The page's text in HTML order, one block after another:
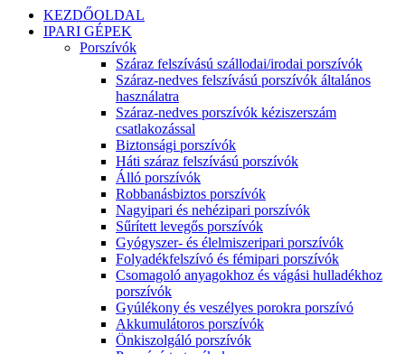
KEZDŐOLDAL
IPARI GÉPEK
Porszívók
Száraz felszívású szállodai/irodai porszívók
Száraz-nedves felszívású porszívók általános
használatra
Száraz-nedves porszívók kéziszerszám
csatlakozással
Biztonsági porszívók
Háti száraz felszívású porszívók
Álló porszívók
Robbanásbiztos porszívók
Nagyipari és nehézipari porszívók
Sűrített levegős porszívók
Gyógyszer- és élelmiszeripari porszívók
Folyadékfelszívó és fémipari porszívók
Csomagoló anyagokhoz és vágási hulladékhoz
porszívók
Gyúlékony és veszélyes porokra porszívó
Akkumulátoros porszívók
Önkiszolgáló porszívók